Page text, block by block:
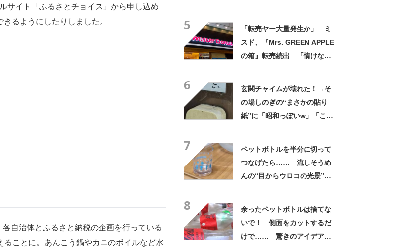
サイト「ふるさとチョイス」から申し込め
るようにしたりしました。
自治体とふるさと納税の企画を行っている
ことに。あんこう鍋やカニのボイルなど水
5
「転売ヤー大量発生か」 ミ
スド、『Mrs. GREEN APPLE
の箱』転売続出 「情けない
6
玄関チャイムが壊れた！→そ
の場しのぎの“まさかの貼り
紙”に「昭和っぽいw」「こん
7
ペットボトルを半分に切って
つなげたら…… 流しそうめ
んの“目からウロコの光景”に
8
余ったペットボトルは捨てな
いで！ 側面をカットするだ
けで…… 驚きのアイデアに